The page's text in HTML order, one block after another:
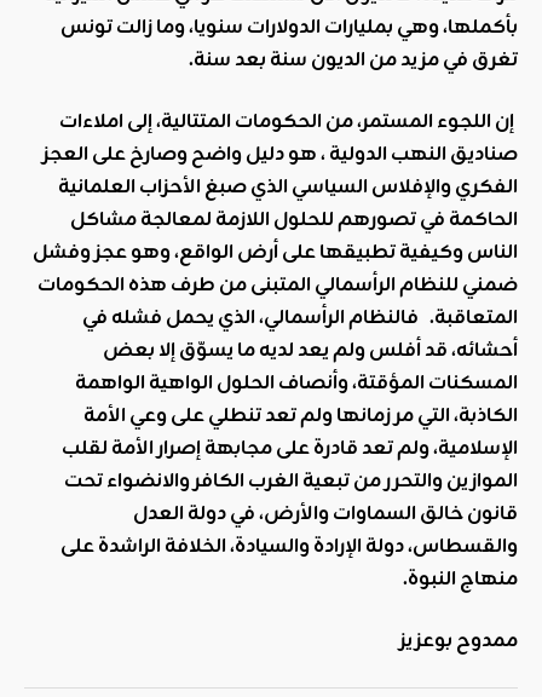
بأكملها، وهي بمليارات الدولارات سنويا، وما زالت تونس
تغرق في مزيد من الديون سنة بعد سنة.
إن اللجوء المستمر، من الحكومات المتتالية، إلى املاءات
صناديق النهب الدولية ، هو دليل واضح وصارخ على العجز
الفكري والإفلاس السياسي الذي صبغ الأحزاب العلمانية
الحاكمة في تصورهم للحلول اللازمة لمعالجة مشاكل
الناس وكيفية تطبيقها على أرض الواقع، وهو عجز وفشل
ضمني للنظام الرأسمالي المتبنى من طرف هذه الحكومات
المتعاقبة. فالنظام الرأسمالي، الذي يحمل فشله في
أحشائه، قد أفلس ولم يعد لديه ما يسوّق إلا بعض
المسكنات المؤقتة، وأنصاف الحلول الواهية الواهمة
الكاذبة، التي مر زمانها ولم تعد تنطلي على وعي الأمة
الإسلامية، ولم تعد قادرة على مجابهة إصرار الأمة لقلب
الموازين والتحرر من تبعية الغرب الكافر والانضواء تحت
قانون خالق السماوات والأرض، في دولة العدل
والقسطاس، دولة الإرادة والسيادة، الخلافة الراشدة على
منهاج النبوة.
ممدوح بوعزيز